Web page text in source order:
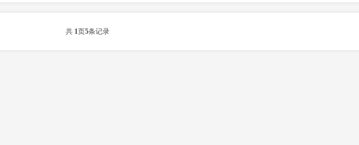
共 1页5条记录